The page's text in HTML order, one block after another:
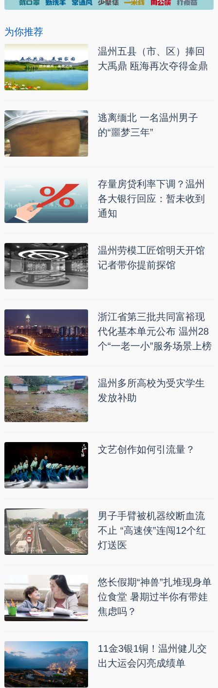
为你推荐
温州五县（市、区）捧回
大禹鼎 瓯海再次夺得金鼎
逃离缅北 一名温州男子
的“噩梦三年”
存量房贷利率下调？温州
各大银行回应：暂未收到
通知
温州劳模工匠馆明天开馆
记者带你提前探馆
浙江省第三批共同富裕现
代化基本单元公布 温州28
个“一老一小”服务场景上榜
温州多所高校为受灾学生
发放补助
文艺创作如何引流量？
男子手臂被机器绞断血流
不止 “高速侠”连闯12个红
灯送医
悠长假期“神兽”扎堆现身单
位食堂 暑期过半你有带娃
焦虑吗？
11金3银1铜！温州健儿交
出大运会闪亮成绩单